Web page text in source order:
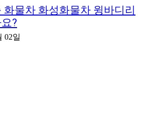
화물차 화성화물차 윙바디리
?
02일